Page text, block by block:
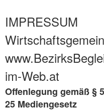
IMPRESSUM
im-Web.at
Offenlegung gemäß §
25 Mediengesetz